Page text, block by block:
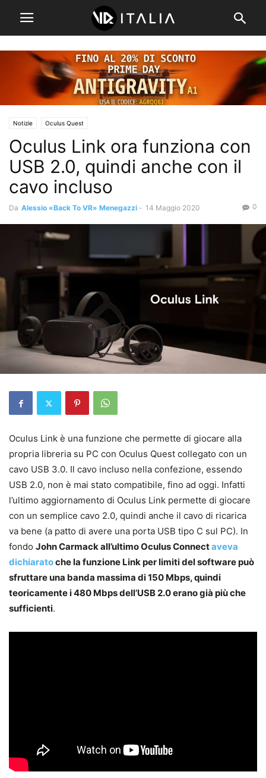
Notizie Oculus Quest
Oculus Link ora funziona con
USB 2.0, quindi anche con il
cavo incluso
Da Alessio «Back To VR» Menegazzi - 14 Maggio 2020 0
Oculus Link è una funzione che permette di giocare alla
propria libreria su PC con Oculus Quest collegato con un
cavo USB 3.0. Il cavo incluso nella confezione, essendo
USB 2.0, non è mai stato compatibile, fino ad oggi. Infatti
l’ultimo aggiornamento di Oculus Link permette di giocare
con un semplice cavo 2.0, quindi anche il cavo di ricarica
va bene (a patto di avere una porta USB tipo C sul PC). In
fondo John Carmack all’ultimo Oculus Connectaveva
dichiaratoche la funzione Link per limiti del software può
sfruttare una banda massima di 150 Mbps, quindi
teoricamente i 480 Mbps dell’USB 2.0 erano già più che
sufficienti.